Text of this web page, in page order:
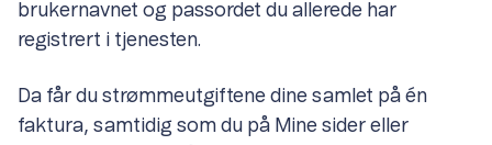
brukernavnet og passordet du allerede har
registrert i tjenesten.
Da får du strømmeutgiftene dine samlet på én
faktura, samtidig som du på Mine sider eller